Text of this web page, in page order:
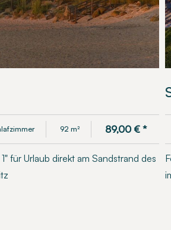
92 m² 89,00 € *
für Urlaub direkt am Sandstrand des